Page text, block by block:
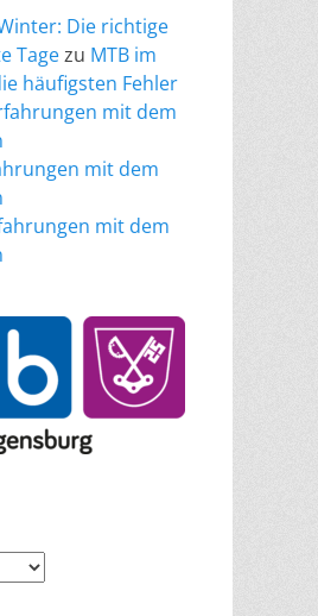
Die richtige
Tagezu MTB im
häufigsten Fehler
mit dem
mit dem
mit dem